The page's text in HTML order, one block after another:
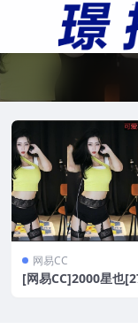
网易CC
[网易CC]2000星也